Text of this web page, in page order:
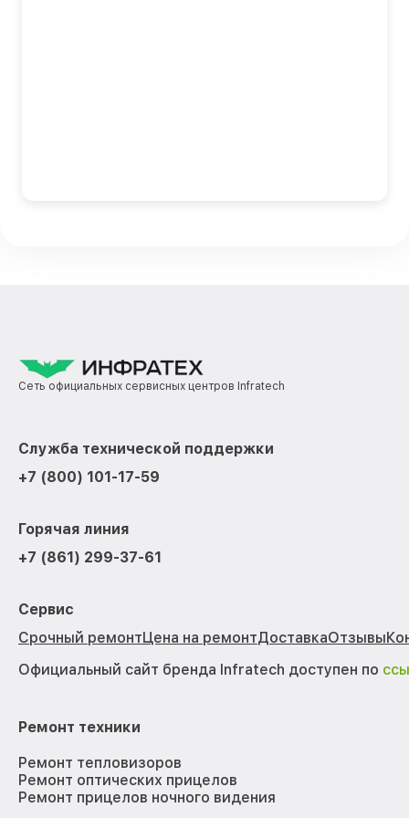
Сеть официальных сервисных центров Infratech
Служба технической поддержки
+7 (800) 101-17-59
Горячая линия
+7 (861) 299-37-61
Сервис
Срочный ремонтЦена на ремонтДоставкаОтзывы
Официальный сайт бренда Infratech доступен по
Ремонт техники
Ремонт тепловизоров
Ремонт оптических прицелов
Ремонт прицелов ночного видения